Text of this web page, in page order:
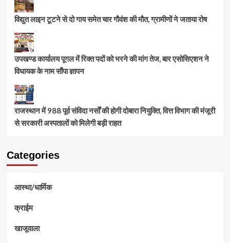
विद्युत लाइन टूटने से दो गाय समेत चार गौवंश की मौत, ग्रामीणों ने जताया रोष
उपखण्ड कार्यालय पूगल में रिक्त पदों को भरने की मांग तेज, बार एसोसिएशन ने
विधायक के नाम सौंपा ज्ञापन
राजस्थान में 988 पूर्व संविदा नर्सों की होगी दोबारा नियुक्ति, वित्त विभाग की मंजूरी
से सरकारी अस्पतालों को मिलेगी बड़ी राहत
Categories
आस्था/धार्मिक
क्राईम
खाजूवाला